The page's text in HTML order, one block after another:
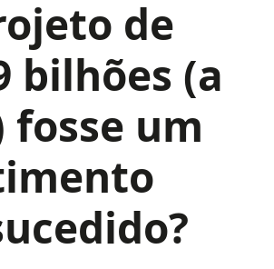
de
bilhões (a
fosse um